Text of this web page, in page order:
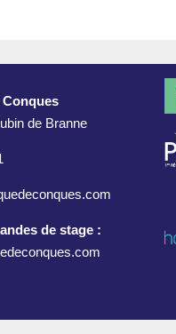
Conques
de Branne
de stage :